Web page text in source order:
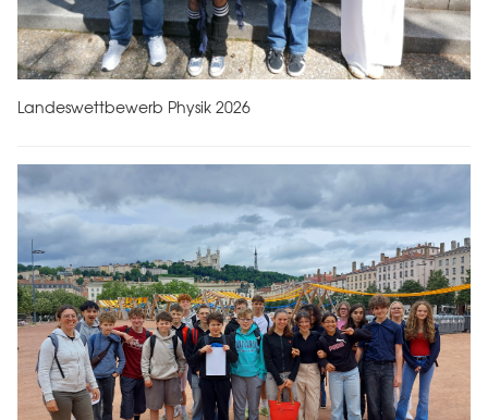
Landeswettbewerb Physik 2026